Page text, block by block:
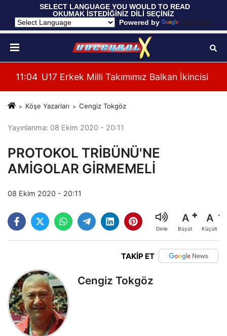
SELECT LANGUAGE YOU WOULD TO READ
OKUMAK İSTEDİĞİNİZ DİLİ SEÇİNİZ
Powered by
Translate
11:04 U17 Erkek Milli Takımımız Balkan İkincisi
Köşe Yazarları Cengiz Tokgöz
Yayınlanma: 08 Ekim 2020 - 20:11
PROTOKOL TRİBÜNÜ'NE
AMİGOLAR GİRMEMELİ
08 Ekim 2020 - 20:11
Dinle
A
Büyüt
A
Küçült
TAKİP ET
Cengiz Tokgöz